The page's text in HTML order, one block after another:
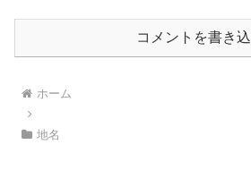
コメントを書き
ホーム
地名